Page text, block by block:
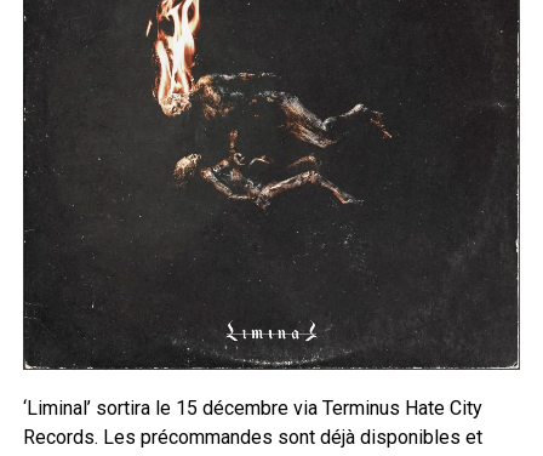
‘Liminal’ sortira le 15 décembre via Terminus Hate City
Records. Les précommandes sont déjà disponibles et